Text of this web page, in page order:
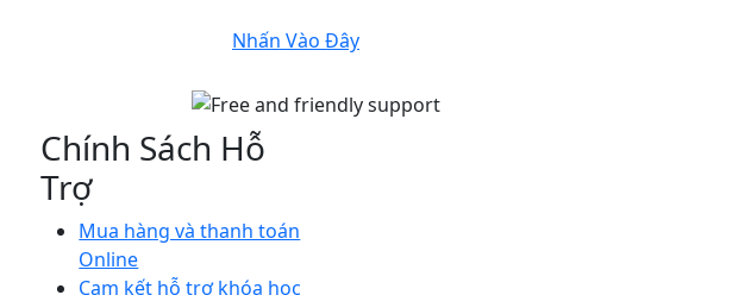
Nhấn Vào Đây
Chính Sách Hỗ
Trợ
Mua hàng và thanh toán
Online
Cam kết hỗ trợ khóa học